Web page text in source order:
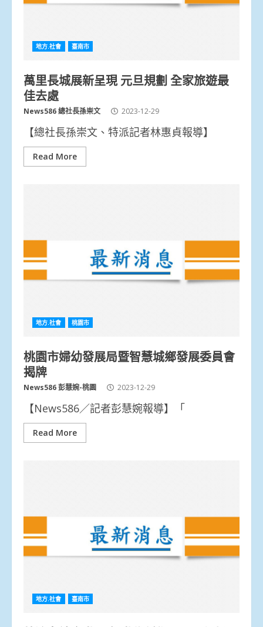
地方.社會 臺南市
萬里長城展新呈現 元旦規劃 全家旅遊最
佳去處
News586 總社長孫崇文 2023-12-29
【總社長孫崇文、特派記者林惠貞報導】
Read More
地方.社會 桃園市
桃園市婦幼發展局暨智慧城鄉發展委員會
揭牌
News586 彭慧婉-桃園 2023-12-29
【News586／記者彭慧婉報導】「
Read More
地方.社會 臺南市